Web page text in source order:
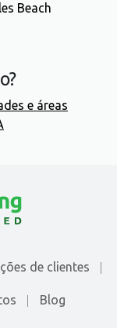
Beach
e áreas
de сlientes
Blog